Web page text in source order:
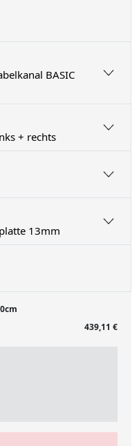
BASIC
+ rechts
13mm
439,11 €